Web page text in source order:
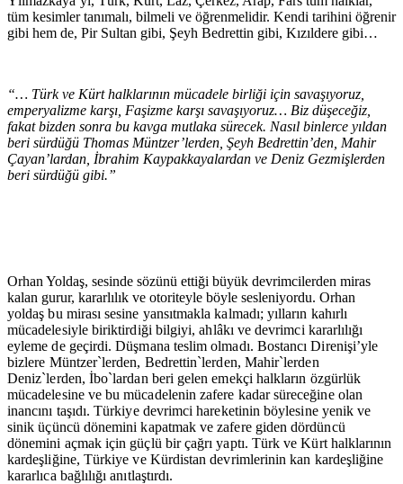
tüm kesimler tanımalı, bilmeli ve öğrenmelidir. Kendi tarihini öğrenir
gibi hem de, Pir Sultan gibi, Şeyh Bedrettin gibi, Kızıldere gibi…
“… Türk ve Kürt halklarının mücadele birliği için savaşıyoruz,
emperyalizme karşı, Faşizme karşı savaşıyoruz… Biz düşeceğiz,
fakat bizden sonra bu kavga mutlaka sürecek. Nasıl binlerce yıldan
beri sürdüğü Thomas Müntzer’lerden, Şeyh Bedrettin’den, Mahir
Çayan’lardan, İbrahim Kaypakkayalardan ve Deniz Gezmişlerden
beri sürdüğü gibi.”
Orhan Yoldaş, sesinde sözünü ettiği büyük devrimcilerden miras
kalan gurur, kararlılık ve otoriteyle böyle sesleniyordu. Orhan
yoldaş bu mirası sesine yansıtmakla kalmadı; yılların kahırlı
mücadelesiyle biriktirdiği bilgiyi, ahlâkı ve devrimci kararlılığı
eyleme de geçirdi. Düşmana teslim olmadı. Bostancı Direnişi’yle
bizlere Müntzer`lerden, Bedrettin`lerden, Mahir`lerden
Deniz`lerden, İbo`lardan beri gelen emekçi halkların özgürlük
mücadelesine ve bu mücadelenin zafere kadar süreceğine olan
inancını taşıdı. Türkiye devrimci hareketinin böylesine yenik ve
sinik üçüncü dönemini kapatmak ve zafere giden dördüncü
dönemini açmak için güçlü bir çağrı yaptı. Türk ve Kürt halklarının
kardeşliğine, Türkiye ve Kürdistan devrimlerinin kan kardeşliğine
kararlıca bağlılığı anıtlaştırdı.